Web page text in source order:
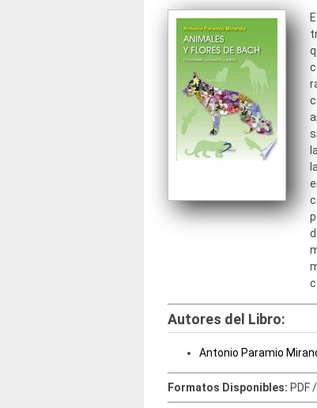
Autores del Libro:
Antonio Paramio
Formatos Disponibles: PDF